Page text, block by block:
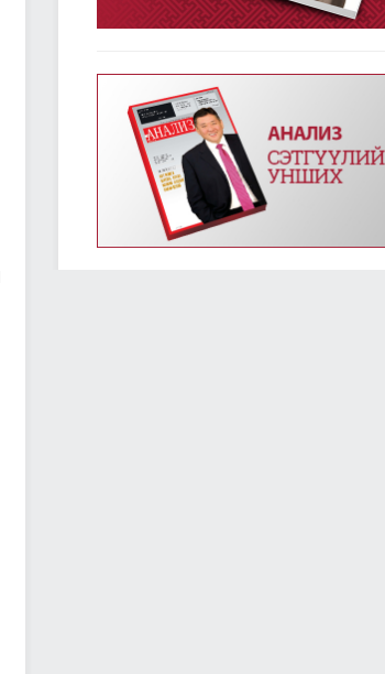
2019/01/18 2559
хэлэлцүүлэгт шилжүүлэв
2019/01/18 2363
Улсын Их Хурал - Энэ долоо хоногт /2019.01.07-
2019/01/14 3232
УИХ-ын энэ долоо хоногийн үйл ажиллагааны
хуваарь /2019.01.14-01.18/
2019/01/14 2409